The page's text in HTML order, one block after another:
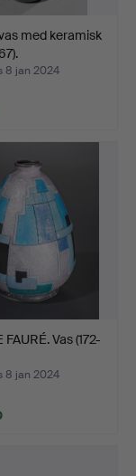
med keramisk
8 jan 2024
Vas (172-
8 jan 2024